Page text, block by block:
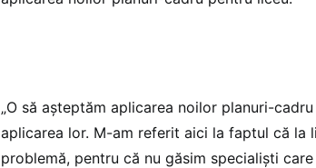
„O să așteptăm aplicarea noilor planuri-
aplicarea lor. M-am referit aici la faptul că la
problemă, pentru că nu găsim specialiști